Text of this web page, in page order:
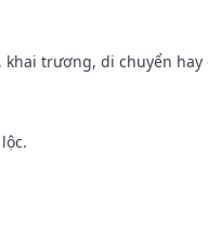
khai trương, di chuyển hay